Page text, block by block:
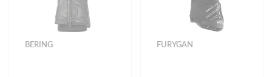
BERING FURYGAN